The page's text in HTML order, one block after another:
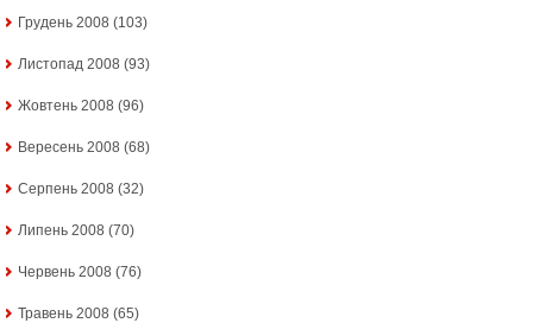
Грудень 2008 (103)
Листопад 2008 (93)
Жовтень 2008 (96)
Вересень 2008 (68)
Серпень 2008 (32)
Липень 2008 (70)
Червень 2008 (76)
Травень 2008 (65)